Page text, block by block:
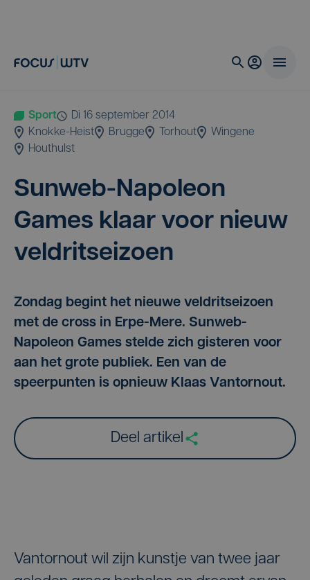
Sport
di 16 september 2014
Knokke-Heist
Brugge Torhout
Wingene
Houthulst
Sun­web-Napo­le­on
Games klaar voor nieuw
veldritseizoen
Zondag begint het nieuwe veldritseizoen
met de cross in Erpe-Mere. Sunweb-
Napoleon Games stelde zich gisteren voor
aan het grote publiek. Een van de
speerpunten is opnieuw Klaas Vantornout.
Deel artikel
Vantornout wil zijn kunstje van twee jaar